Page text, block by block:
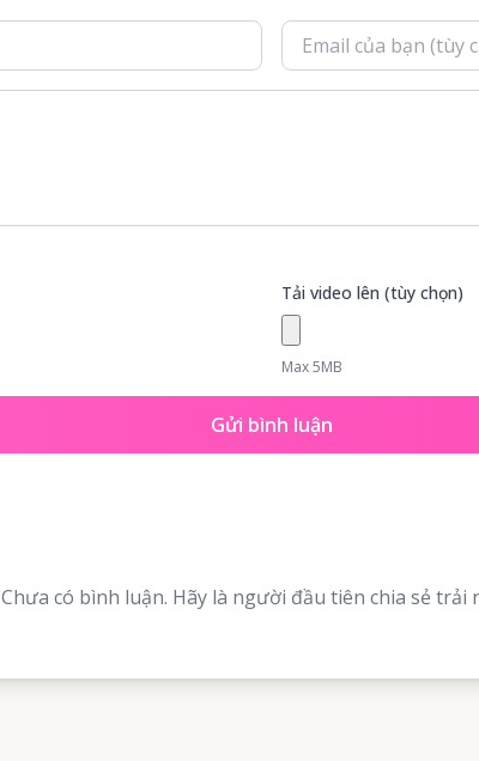
Tải video lên (tùy chọn)
Max 5MB
Gửi bình luận
Chưa có bình luận. Hãy là người đầu tiên chia sẻ trải